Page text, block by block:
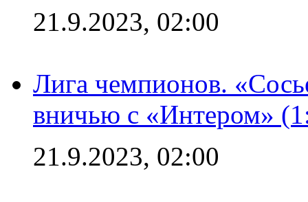
21.9.2023, 02:00
Лига чемпионов.
вничью с «Интером»
21.9.2023, 02:00